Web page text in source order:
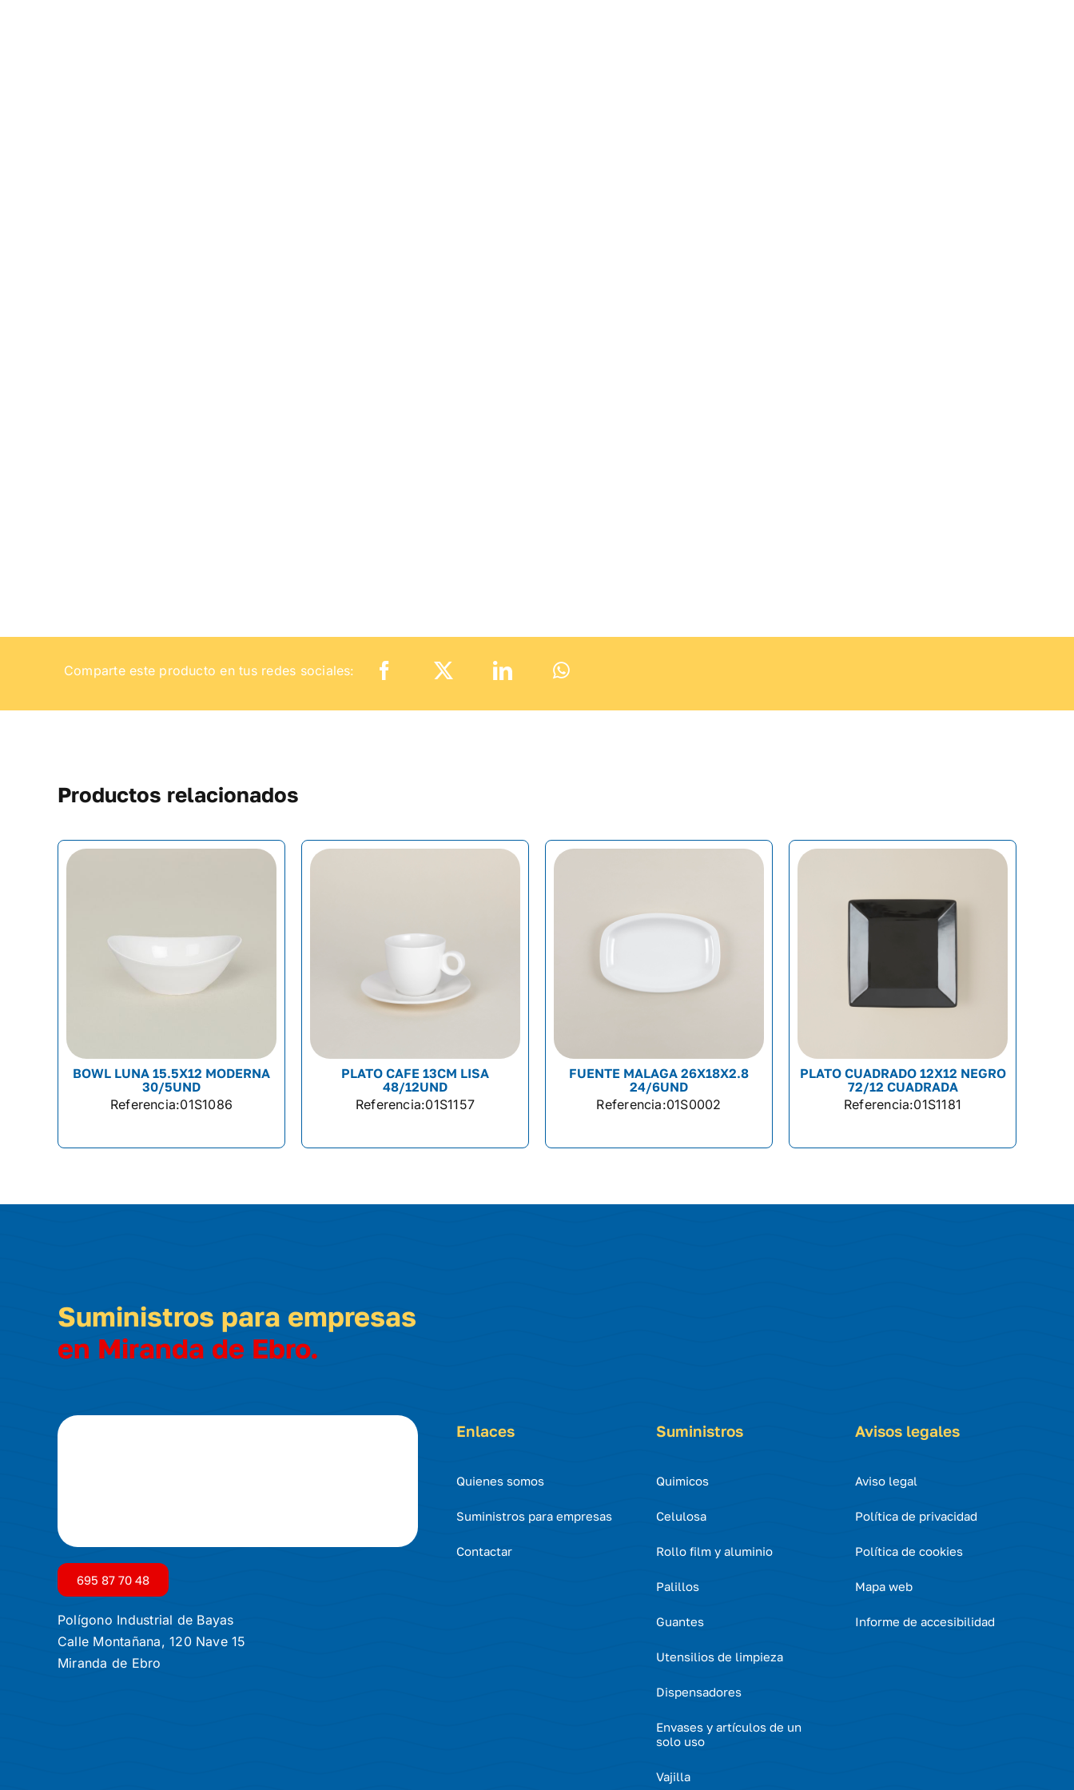
Comparte este producto en tus redes sociales:
Productos relacionados
BOWL LUNA 15.5X12 MODERNA
30/5UND
Referencia:01S1086
PLATO CAFE 13CM LISA
48/12UND
Referencia:01S1157
FUENTE MALAGA 26X18X2.8
24/6UND
Referencia:01S0002
PLATO CUADRADO 12X12 NEGRO
72/12 CUADRADA
Referencia:01S1181
Suministros para empresas
en Miranda de Ebro.
695 87 70 48
Polígono Industrial de Bayas
Calle Montañana, 120 Nave 15
Miranda de Ebro
Enlaces
Quienes somos
Suministros para empresas
Contactar
Suministros
Quimicos
Celulosa
Rollo film y aluminio
Palillos
Guantes
Utensilios de limpieza
Dispensadores
Envases y artículos de un
solo uso
Vajilla
Avisos legales
Aviso legal
Política de privacidad
Política de cookies
Mapa web
Informe de accesibilidad